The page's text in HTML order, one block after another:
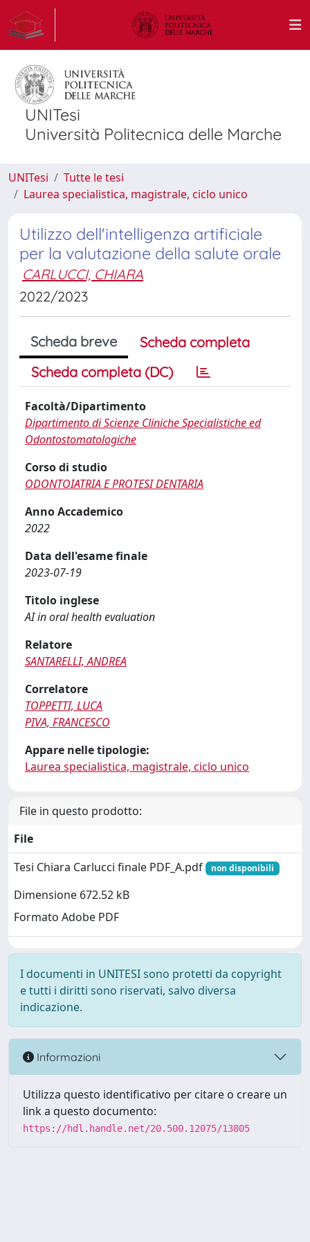
UNITesi
Università Politecnica delle Marche
UNITesi
Tutte le tesi
Laurea specialistica, magistrale, ciclo unico
Utilizzo dell'intelligenza artificiale
per la valutazione della salute orale
CARLUCCI, CHIARA
2022/2023
Scheda breve
Scheda completa
Scheda completa (DC)
Facoltà/Dipartimento
Dipartimento di Scienze Cliniche Specialistiche ed
Odontostomatologiche
Corso di studio
ODONTOIATRIA E PROTESI DENTARIA
Anno Accademico
2022
Data dell'esame finale
2023-07-19
Titolo inglese
AI in oral health evaluation
Relatore
SANTARELLI, ANDREA
Correlatore
TOPPETTI, LUCA
PIVA, FRANCESCO
Appare nelle tipologie:
Laurea specialistica, magistrale, ciclo unico
File in questo prodotto:
File
Tesi Chiara Carlucci finale PDF_A.pdf
non disponibili
Dimensione 672.52 kB
Formato Adobe PDF
I documenti in UNITESI sono protetti da copyright
e tutti i diritti sono riservati, salvo diversa
indicazione.
Informazioni
Utilizza questo identificativo per citare o creare un
link a questo documento:
https://hdl.handle.net/20.500.12075/13805